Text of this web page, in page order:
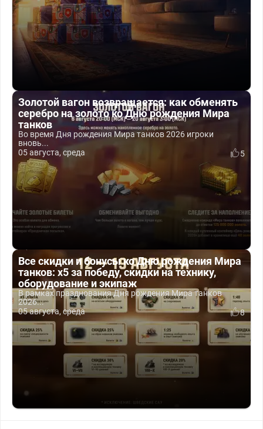
Золотой вагон возвращается: как обменять
серебро на золото ко Дню рождения Мира
танков
Во время Дня рождения Мира танков 2026 игроки
вновь...
05 августа, среда
5
Все скидки и бонусы ко Дню рождения Мира
танков: x5 за победу, скидки на технику,
оборудование и экипаж
В рамках празднования Дня рождения Мира танков
2026...
05 августа, среда
8